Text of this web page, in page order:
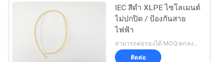
IEC สีดํา XLPE ไซโลเมนต์
ไม่ปกปิด / ป้องกันสาย
ไฟฟ้า
สามารถต่อรองได้ MOQ:ตกลงกันได้
ติดต่อ